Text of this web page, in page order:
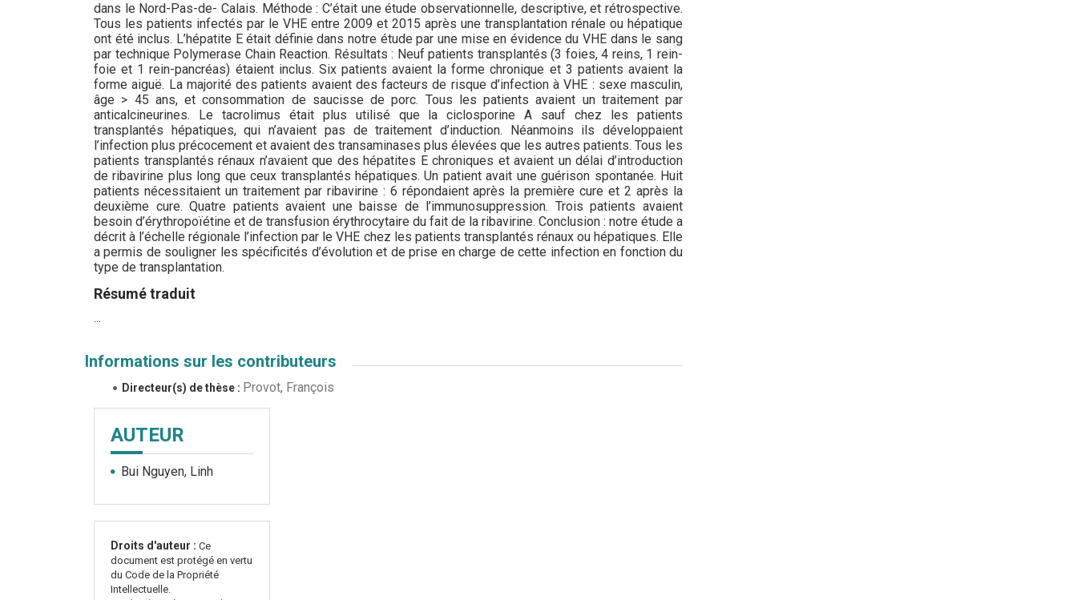
dans le Nord-Pas-de- Calais. Méthode : C’était une étude observationnelle, descriptive, et rétrospective.
Tous les patients infectés par le VHE entre 2009 et 2015 après une transplantation rénale ou hépatique
ont été inclus. L’hépatite E était définie dans notre étude par une mise en évidence du VHE dans le sang
par technique Polymerase Chain Reaction. Résultats : Neuf patients transplantés (3 foies, 4 reins, 1 rein-
foie et 1 rein-pancréas) étaient inclus. Six patients avaient la forme chronique et 3 patients avaient la
forme aiguë. La majorité des patients avaient des facteurs de risque d’infection à VHE : sexe masculin,
âge > 45 ans, et consommation de saucisse de porc. Tous les patients avaient un traitement par
anticalcineurines. Le tacrolimus était plus utilisé que la ciclosporine A sauf chez les patients
transplantés hépatiques, qui n’avaient pas de traitement d’induction. Néanmoins ils développaient
l’infection plus précocement et avaient des transaminases plus élevées que les autres patients. Tous les
patients transplantés rénaux n’avaient que des hépatites E chroniques et avaient un délai d’introduction
de ribavirine plus long que ceux transplantés hépatiques. Un patient avait une guérison spontanée. Huit
patients nécessitaient un traitement par ribavirine : 6 répondaient après la première cure et 2 après la
deuxième cure. Quatre patients avaient une baisse de l’immunosuppression. Trois patients avaient
besoin d’érythropoïétine et de transfusion érythrocytaire du fait de la ribavirine. Conclusion : notre étude a
décrit à l’échelle régionale l’infection par le VHE chez les patients transplantés rénaux ou hépatiques. Elle
a permis de souligner les spécificités d’évolution et de prise en charge de cette infection en fonction du
type de transplantation.
Résumé traduit
Informations sur les contributeurs
Directeur(s) de thèse : Provot, François
AUTEUR
Bui Nguyen, Linh
Droits d'auteur : Ce
document est protégé en vertu
du Code de la Propriété
Intellectuelle.